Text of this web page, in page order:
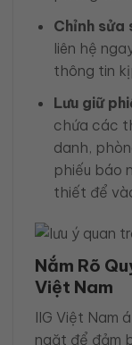
Chỉnh sửa
liên hệ
thông tin
Lưu giữ
chứa các
danh,
phiếu báo
thiết để
Nắm Rõ
Việt Nam
IIG Việt Nam
ngặt để đảm